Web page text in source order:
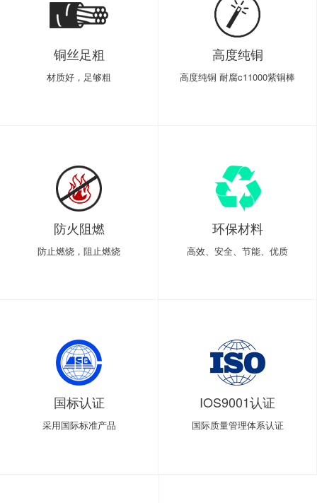
铜丝足粗
材质好，足够粗
高度纯铜
高度纯铜 耐腐c11000紫铜棒
防火阻燃
防止燃烧，阻止燃烧
环保材料
高效、安全、节能、优质
国标认证
采用国际标准产品
IOS9001认证
国际质量管理体系认证